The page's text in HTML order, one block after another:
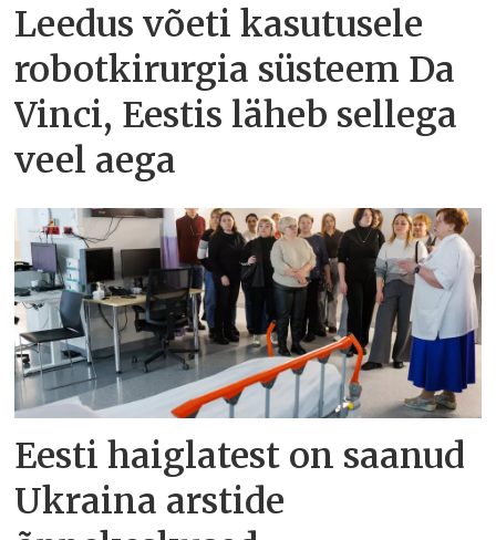
Leedus võeti kasutusele
robotkirurgia süsteem Da
Vinci, Eestis läheb sellega
veel aega
Eesti haiglatest on saanud
Ukraina arstide